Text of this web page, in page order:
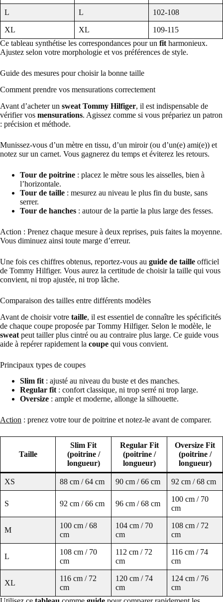
L L 102-108
XL XL
109-115
Ce tableau synthétise les correspondances pour un fit harmonieux.
Ajustez selon votre morphologie et vos préférences de style.
Guide des mesures pour choisir la bonne taille
Comment prendre vos mensurations correctement
Avant d’acheter un sweat Tommy Hilfiger, il est indispensable de
vérifier vos mensurations. Agissez comme si vous prépariez un patron
: précision et méthode.
Munissez-vous d’un mètre en tissu, d’un miroir (ou d’un(e) ami(e)) et
notez sur un carnet. Vous gagnerez du temps et éviterez les retours.
Tour de poitrine : placez le mètre sous les aisselles, bien à
l’horizontale.
Tour de taille : mesurez au niveau le plus fin du buste, sans
serrer.
Tour de hanches : autour de la partie la plus large des fesses.
Action : Prenez chaque mesure à deux reprises, puis faites la moyenne.
Vous diminuez ainsi toute marge d’erreur.
Une fois ces chiffres obtenus, reportez-vous au guide de taille officiel
de Tommy Hilfiger. Vous aurez la certitude de choisir la taille qui vous
convient, ni trop ajustée, ni trop lâche.
Comparaison des tailles entre différents modèles
Avant de choisir votre taille, il est essentiel de connaître les spécificités
de chaque coupe proposée par Tommy Hilfiger. Selon le modèle, le
sweat peut tailler plus cintré ou au contraire plus large. Ce guide vous
aide à repérer rapidement la coupe qui vous convient.
Principaux types de coupes
Slim fit : ajusté au niveau du buste et des manches.
Regular fit : confort classique, ni trop serré ni trop large.
Oversize : ample et moderne, allonge la silhouette.
Action : prenez votre tour de poitrine et notez-le avant de comparer.
Taille
Slim Fit
(poitrine /
longueur)
Regular Fit
(poitrine /
longueur)
Oversize Fit
(poitrine /
longueur)
XS 88 cm / 64 cm 90 cm / 66 cm 92 cm / 68 cm
S 92 cm / 66 cm 96 cm / 68 cm
100 cm / 70
cm
M
100 cm / 68
cm
104 cm / 70
cm
108 cm / 72
cm
L
108 cm / 70
cm
112 cm / 72
cm
116 cm / 74
cm
XL
116 cm / 72
cm
120 cm / 74
cm
124 cm / 76
cm